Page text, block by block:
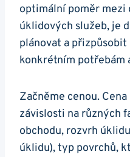
optimální poměr mezi
úklidových služeb, je
plánovat a
konkrétním potřebám
Začněme cenou.
závislosti na různých
obchodu, rozvrh
úklidu), typ povrchů,